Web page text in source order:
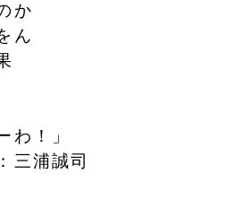
か
ん
わ！」
三浦誠司